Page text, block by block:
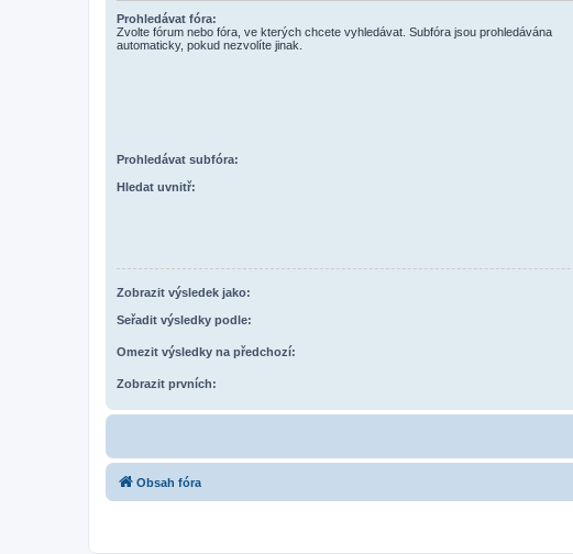
Prohledávat fóra:
Zvolte fórum nebo fóra, ve kterých chcete vyhledávat. Subfóra jsou prohledávána
automaticky, pokud nezvolíte jinak.
Prohledávat subfóra:
Hledat uvnitř:
Zobrazit výsledek jako:
Seřadit výsledky podle:
Omezit výsledky na předchozí:
Zobrazit prvních:
Obsah fóra